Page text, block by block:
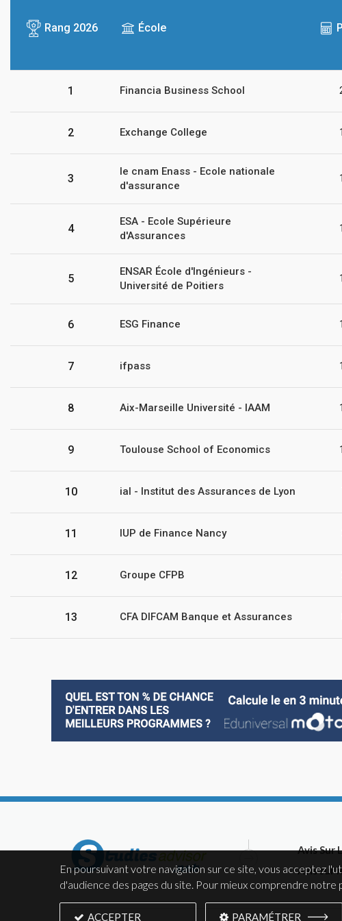
Rang 2026 École
1 Financia Business School
2 Exchange College
3
le cnam Enass - Ecole nationale
d'assurance
4
ESA - Ecole Supérieure
d'Assurances
5
ENSAR École d'Ingénieurs -
Université de Poitiers
6 ESG Finance
7 ifpass
8 Aix-Marseille Université - IAAM
9 Toulouse School of Economics
10 ial - Institut des Assurances de Lyon
11 IUP de Finance Nancy
12 Groupe CFPB
13 CFA DIFCAM Banque et Assurances
Avis Sur
Avis sur
En poursuivant votre navigation sur ce site, vous acceptez
d'audience des pages du site. Pour mieux comprendre
ACCEPTER PARAMÉTRER